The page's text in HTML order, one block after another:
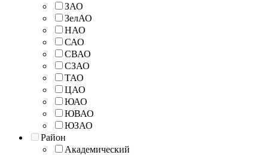
ЗАО
ЗелАО
НАО
САО
СВАО
СЗАО
ТАО
ЦАО
ЮАО
ЮВАО
ЮЗАО
Район
Академический